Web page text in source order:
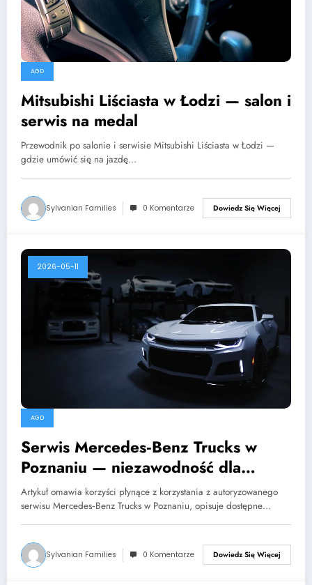
AGD
Mitsubishi Liściasta w Łodzi — salon i
serwis na medal
Przewodnik po salonie i serwisie Mitsubishi Liściasta w Łodzi —
gdzie umówić się na jazdę…
Sylvanian Families 0 Komentarze Dowiedz Się Więcej
2026-05-11
AGD
Serwis Mercedes‑Benz Trucks w
Poznaniu — niezawodność dla
Twojej floty
Artykuł omawia korzyści płynące z korzystania z autoryzowanego
serwisu Mercedes‑Benz Trucks w Poznaniu, opisuje dostępne…
Sylvanian Families 0 Komentarze Dowiedz Się Więcej